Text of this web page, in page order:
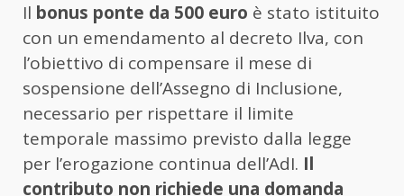
Il bonus ponte da 500 euro è stato istituito
con un emendamento al decreto Ilva, con
l’obiettivo di compensare il mese di
sospensione dell’Assegno di Inclusione,
necessario per rispettare il limite
temporale massimo previsto dalla legge
per l’erogazione continua dell’AdI. Il
contributo non richiede una domanda